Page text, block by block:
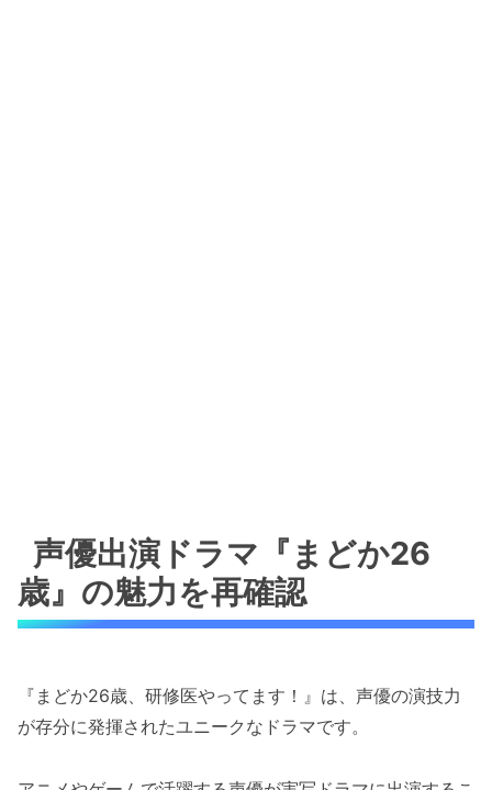
声優出演ドラマ『まどか26
歳』の魅力を再確認
『まどか26歳、研修医やってます！』は、声優の演技力
が存分に発揮されたユニークなドラマです。